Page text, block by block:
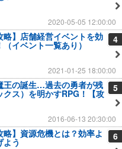
2020-05-05 12:00:00
4
略】店舗経営イベントを効
イベント一覧あり）
2021-01-25 18:00:00
5
王の誕生…過去の勇者が残
クス）を明かすRPG！【攻
2016-06-13 20:30:00
6
略】資源危機とは？効率よ
よう